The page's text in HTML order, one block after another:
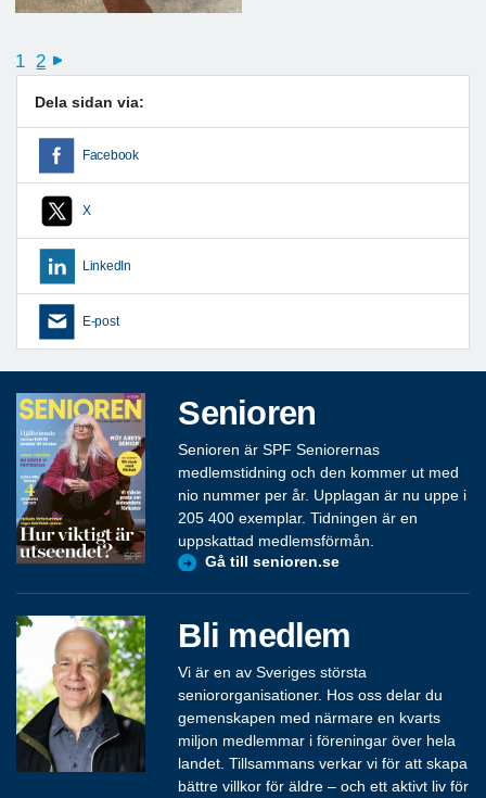
1 2 next
Dela sidan via:
Facebook
X
LinkedIn
E-post
Senioren
Senioren är SPF Seniorernas
medlemstidning och den kommer ut med
nio nummer per år. Upplagan är nu uppe i
205 400 exemplar. Tidningen är en
uppskattad medlemsförmån.
Gå till senioren.se
Bli medlem
Vi är en av Sveriges största
seniororganisationer. Hos oss delar du
gemenskapen med närmare en kvarts
miljon medlemmar i föreningar över hela
landet. Tillsammans verkar vi för att skapa
bättre villkor för äldre – och ett aktivt liv för